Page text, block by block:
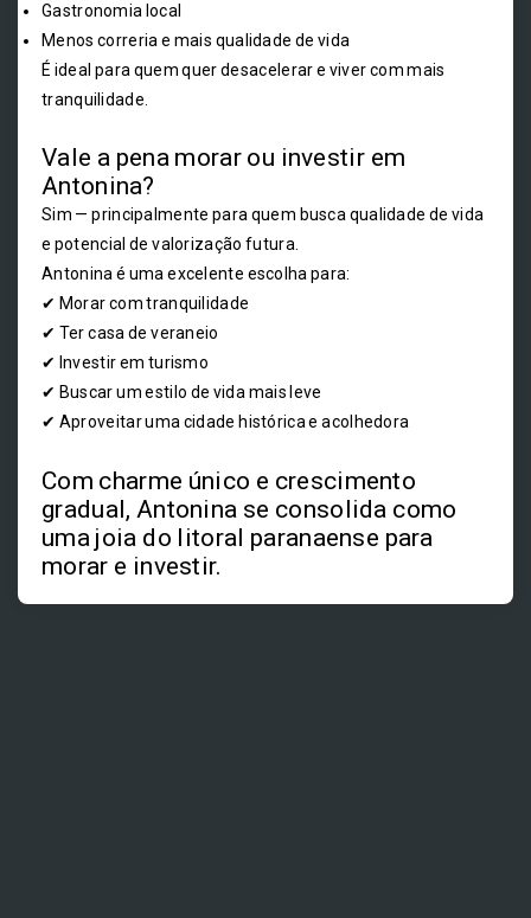
Gastronomia local
Menos correria e mais qualidade de vida
É ideal para quem quer desacelerar e viver com mais
tranquilidade.
Vale a pena morar ou investir em
Antonina?
Sim — principalmente para quem busca qualidade de vida
e potencial de valorização futura.
Antonina é uma excelente escolha para:
✔ Morar com tranquilidade
✔ Ter casa de veraneio
✔ Investir em turismo
✔ Buscar um estilo de vida mais leve
✔ Aproveitar uma cidade histórica e acolhedora
Com charme único e crescimento
gradual, Antonina se consolida como
uma joia do litoral paranaense para
morar e investir.